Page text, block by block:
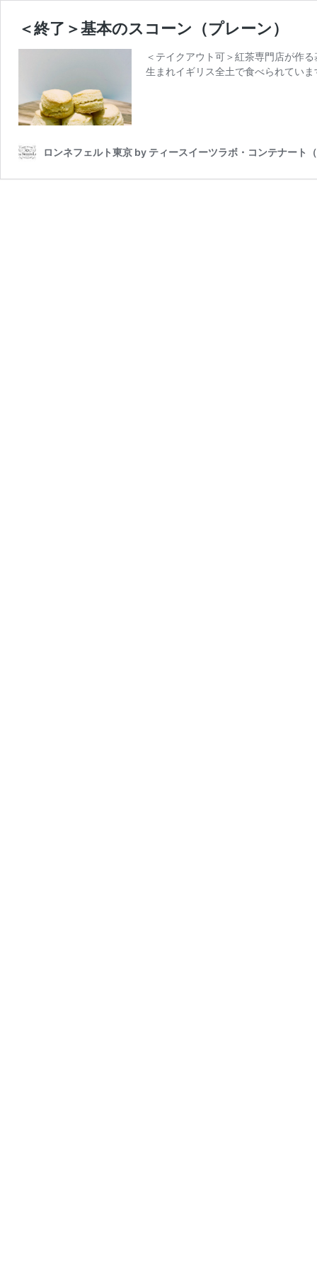
＜終了＞基本のスコーン（プレーン）
＜テイクアウト可＞紅茶専門店が作
生まれイギリス全土で食べられてい
ロンネフェルト東京 by ティースイーツラボ・コンテナート